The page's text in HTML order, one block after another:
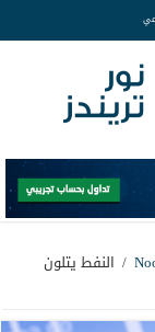
/ النفط يتلون